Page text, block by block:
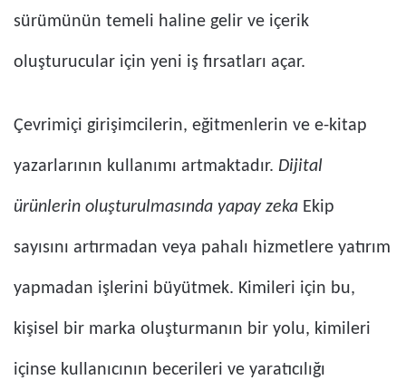
sürümünün temeli haline gelir ve içerik
oluşturucular için yeni iş fırsatları açar.
Çevrimiçi girişimcilerin, eğitmenlerin ve e-kitap
yazarlarının kullanımı artmaktadır. Dijital
ürünlerin oluşturulmasında yapay zeka Ekip
sayısını artırmadan veya pahalı hizmetlere yatırım
yapmadan işlerini büyütmek. Kimileri için bu,
kişisel bir marka oluşturmanın bir yolu, kimileri
içinse kullanıcının becerileri ve yaratıcılığı